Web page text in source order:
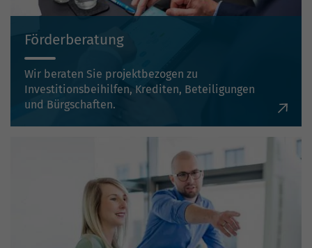
Förderberatung
Wir beraten Sie projektbezogen zu
Investitionsbeihilfen, Krediten, Beteiligungen
und Bürgschaften.